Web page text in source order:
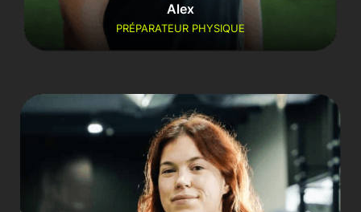
Alex
PRÉPARATEUR PHYSIQUE